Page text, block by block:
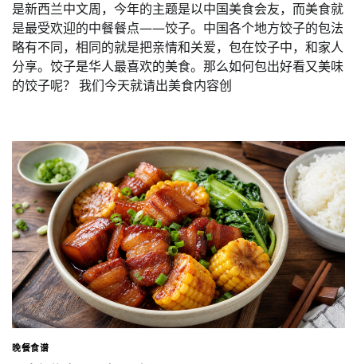
是新西兰中文周，今年的主题是以中国美食会友，而美食就
是最受欢迎的中餐餐点——饺子。中国各个地方饺子的包法
略有不同，相同的就是把亲情和关爱，包在饺子中，和家人
分享。饺子是华人最喜欢的美食。那么如何包出好看又美味
的饺子呢？ 我们今天就请出美食内容创
晚餐食谱